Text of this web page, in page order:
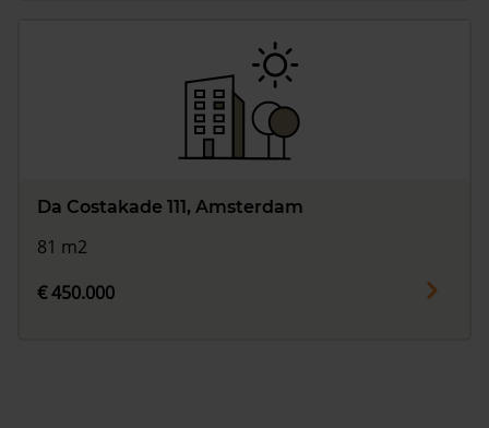
Da Costakade 111, Amsterdam
81 m2
€ 450.000